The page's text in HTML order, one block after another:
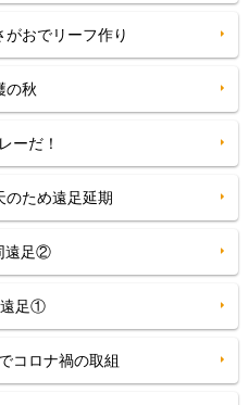
おでリーフ作り
の秋
ーだ！
のため遠足延期
遠足②
遠足①
コロナ禍の取組